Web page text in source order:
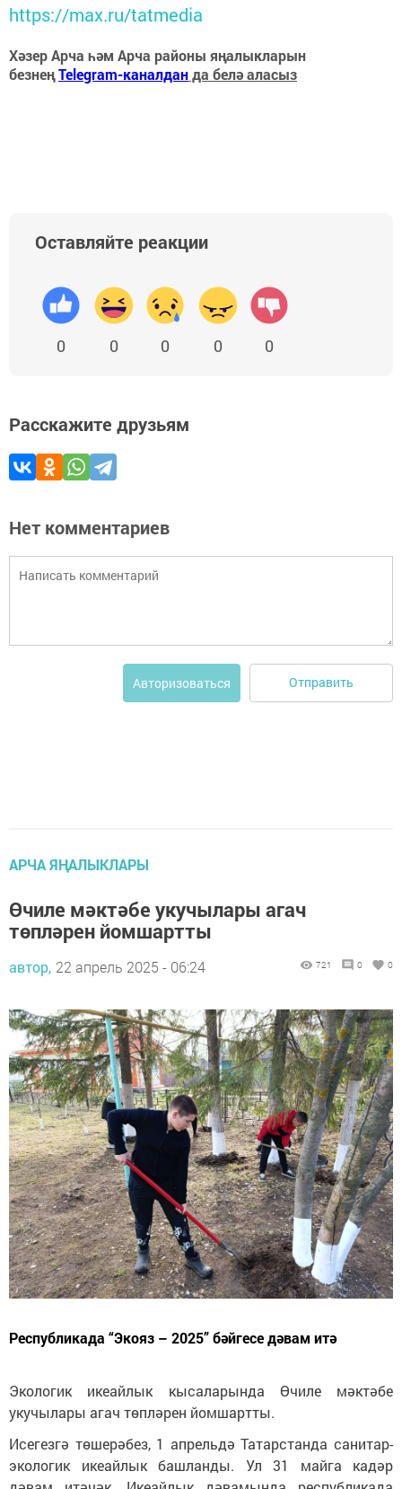
https://max.ru/tatmedia
Хәзер Арча һәм Арча районы яңалыкларын
безнеңTelegram-каналданда белә аласыз
Оставляйте реакции
0 0 0 0 0
Расскажите друзьям
Нет комментариев
Авторизоваться Отправить
АРЧА ЯҢАЛЫКЛАРЫ
Өчиле мәктәбе укучылары агач
төпләрен йомшартты
автор, 22 апрель 2025 - 06:24 721 0 0
Республикада “Экояз – 2025” бәйгесе дәвам итә
Экологик икеайлык кысаларында Өчиле мәктәбе
укучылары агач төпләрен йомшартты.
Исегезгә төшерәбез, 1 апрельдә Татарстанда санитар-
экологик икеайлык башланды. Ул 31 майга кадәр